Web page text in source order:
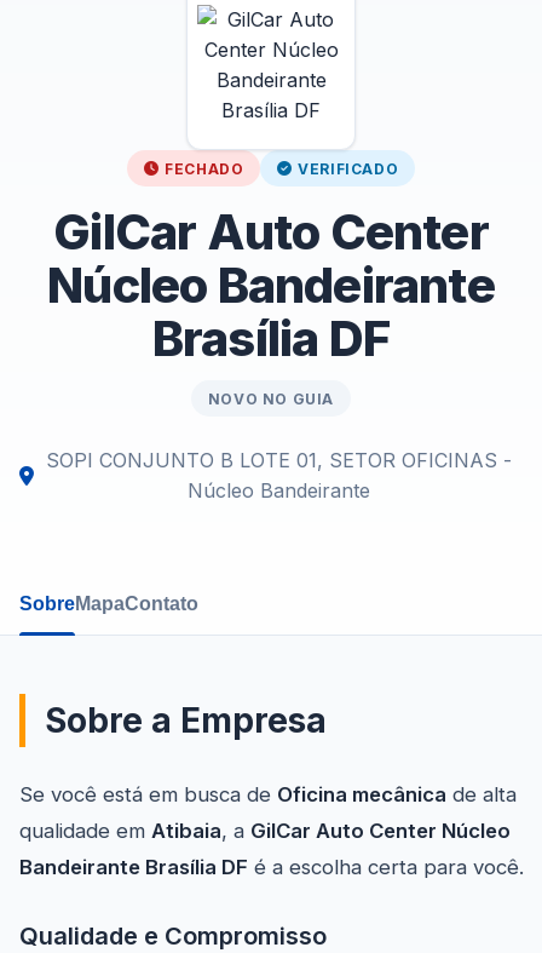
FECHADO VERIFICADO
GilCar Auto Center
Núcleo Bandeirante
Brasília DF
NOVO NO GUIA
SOPI CONJUNTO B LOTE 01, SETOR OFICINAS -
Núcleo Bandeirante
SobreMapaContato
Sobre a Empresa
Se você está em busca de Oficina mecânica de alta
qualidade em Atibaia, a GilCar Auto Center Núcleo
Bandeirante Brasília DF é a escolha certa para você.
Qualidade e Compromisso